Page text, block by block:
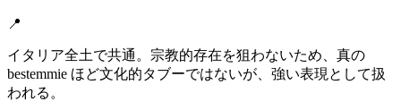
📍
イタリア全土で共通。宗教的存在を狙わないため、真の
bestemmie ほど文化的タブーではないが、強い表現として扱
われる。